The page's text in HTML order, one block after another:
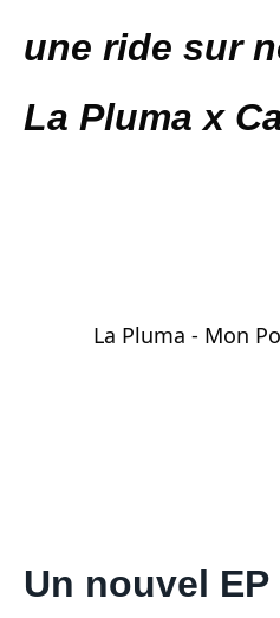
une ride sur
La Pluma x
La Pluma - Mon
Un nouvel